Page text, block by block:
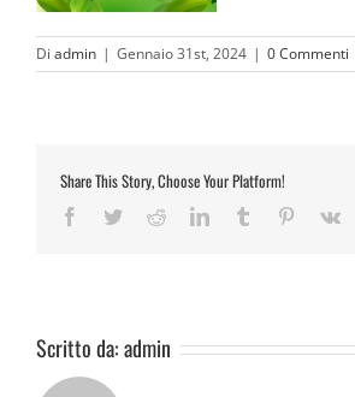
Di admin | Gennaio 31st, 2024 | 0 Commenti
Share This Story, Choose Your Platform!
Facebook
TwitterRedditLinkedInTumblr Pinterest
Vk
Scritto da:admin